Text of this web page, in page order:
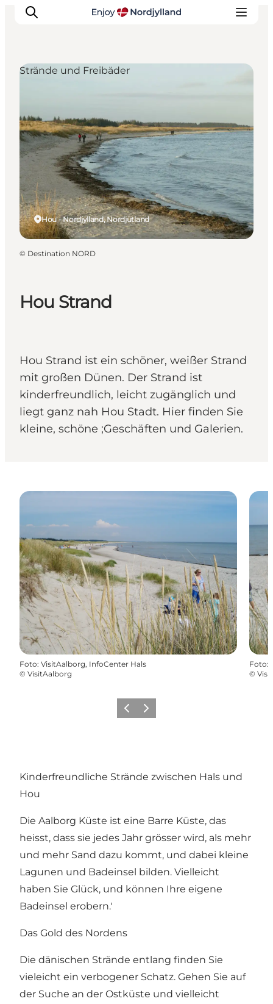
Reiseplanung
Destinationen
Guides
Veranstaltungen
Für Kinder
Hou Strand
Hou Strand ist ein schöner, weißer Strand
mit großen Dünen. Der Strand ist
kinderfreundlich, leicht zugänglich und
liegt ganz nah Hou Stadt. Hier finden Sie
kleine, schöne ;Geschäften und Galerien.
Hou - Nordjylland, Nordjütland
Strände und Freibäder
© Destination NORD
Foto: VisitAalborg, InfoCenter Hals
© VisitAalborg
Foto:
©
ZurückWeiter
Kinderfreundliche Strände zwischen Hals und
Hou
Die Aalborg Küste ist eine Barre Küste, das
heisst, dass sie jedes Jahr grösser wird, als mehr
und mehr Sand dazu kommt, und dabei kleine
Lagunen und Badeinsel bilden. Vielleicht
haben Sie Glück, und können Ihre eigene
Badeinsel erobern.'
Das Gold des Nordens
Die dänischen Strände entlang finden Sie
vieleicht ein verbogener Schatz. Gehen Sie auf
der Suche an der Ostküste und vielleicht